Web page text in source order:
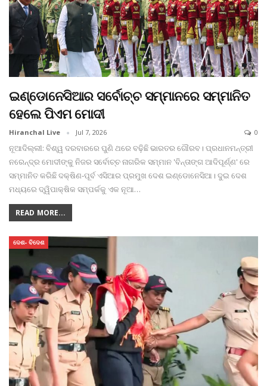
ଇଣ୍ଡୋନେସିଆର ସର୍ବୋଚ୍ଚ ସମ୍ମାନରେ ସମ୍ମାନିତ
ହେଲେ ପିଏମ ମୋଦୀ
Hiranchal Live Jul 7, 2026 0
ନୂଆଦିଲ୍ଲୀ: ବିଶ୍ୱ ଦରବାରରେ ପୁଣି ଥରେ ବଢ଼ିଛି ଭାରତର ଗୌରବ। ପ୍ରଧାନମନ୍ତ୍ରୀ
ନରେନ୍ଦ୍ର ମୋଦୀଙ୍କୁ ନିଜର ସର୍ବୋଚ୍ଚ ନାଗରିକ ସମ୍ମାନ 'ବିନ୍ତାଙ୍ଗ ଆଦିପୂର୍ଣ୍ଣ' ରେ
ସମ୍ମାନିତ କରିଛି ଦକ୍ଷିଣ-ପୂର୍ବ ଏସିଆର ପ୍ରମୁଖ ଦେଶ ଇଣ୍ଡୋନେସିଆ। ଦୁଇ ଦେଶ
ମଧ୍ୟରେ ଦ୍ୱିପାକ୍ଷିକ ସମ୍ପର୍କକୁ ଏକ ନୂଆ…
READ MORE...
ଦେଶ- ବିଦେଶ